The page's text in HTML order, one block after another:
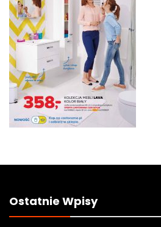
Ostatnie Wpisy